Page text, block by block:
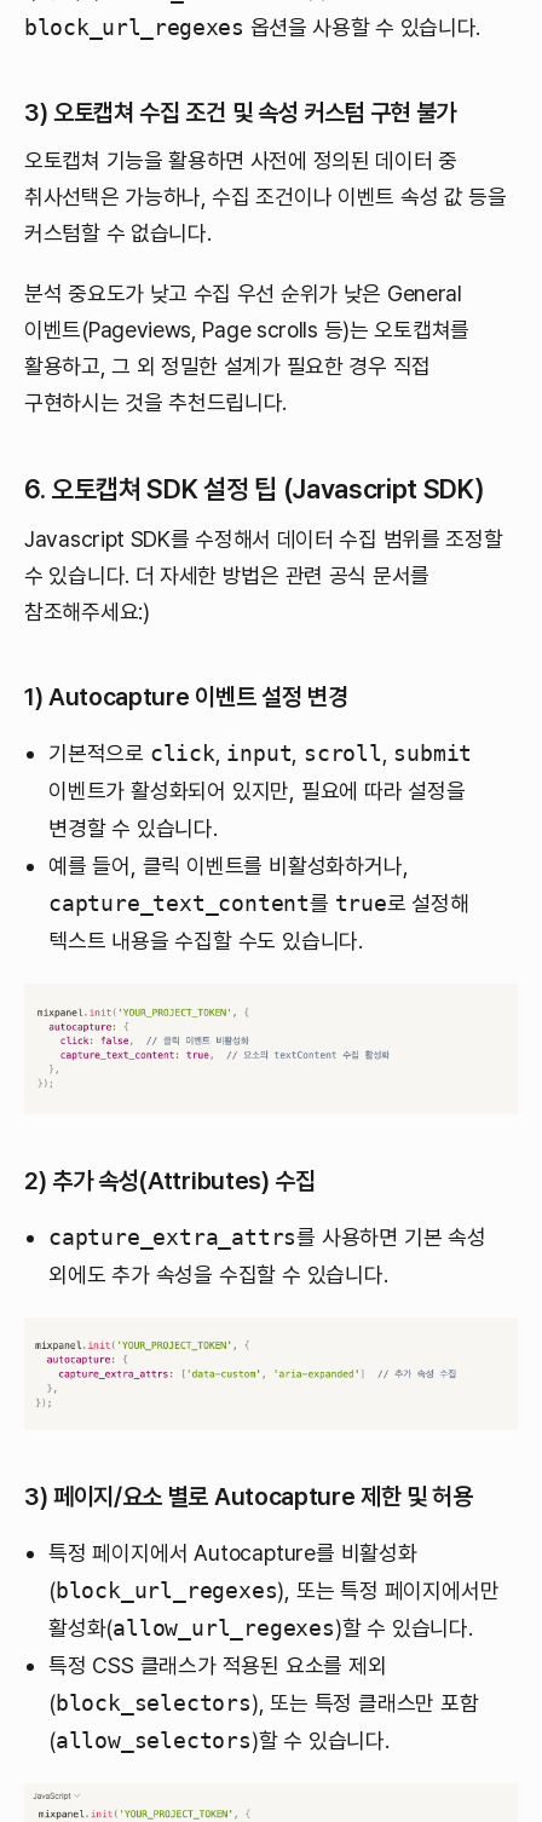
block_url_regexes 옵션을 사용할 수 있습니다.
3) 오토캡쳐 수집 조건 및 속성 커스텀 구현 불가
오토캡쳐 기능을 활용하면 사전에 정의된 데이터 중
취사선택은 가능하나, 수집 조건이나 이벤트 속성 값 등을
커스텀할 수 없습니다.
분석 중요도가 낮고 수집 우선 순위가 낮은 General
이벤트(Pageviews, Page scrolls 등)는 오토캡쳐를
활용하고, 그 외 정밀한 설계가 필요한 경우 직접
구현하시는 것을 추천드립니다.
6. 오토캡쳐 SDK 설정 팁 (Javascript SDK)
Javascript SDK를 수정해서 데이터 수집 범위를 조정할
수 있습니다. 더 자세한 방법은 관련 공식 문서를
참조해주세요:)
1) Autocapture 이벤트 설정 변경
기본적으로 click input scroll submit
이벤트가 활성화되어 있지만, 필요에 따라 설정을
변경할 수 있습니다.
예를 들어, 클릭 이벤트를 비활성화하거나,
capture_text_content를 true로 설정해
텍스트 내용을 수집할 수도 있습니다.
2) 추가 속성(Attributes) 수집
capture_extra_attrs를 사용하면 기본 속성
외에도 추가 속성을 수집할 수 있습니다.
3)페이지/요소 별로 Autocapture 제한 및 허용
특정 페이지에서 Autocapture를 비활성화
(block_url_regexes), 또는 특정 페이지에서만
활성화(allow_url_regexes)할 수 있습니다.
특정 CSS 클래스가 적용된 요소를 제외
(block_selectors), 또는 특정 클래스만 포함
(allow_selectors)할 수 있습니다.